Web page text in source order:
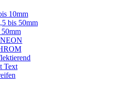
10mm
bis 50mm
50mm
Text